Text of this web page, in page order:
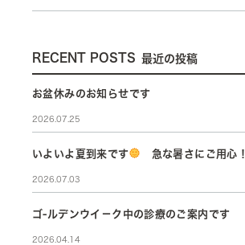
RECENT POSTS 最近の投稿
お盆休みのお知らせです
2026.07.25
いよいよ夏到来です 急な暑さにご用心！
2026.07.03
ゴ-ルデンウイ－ク中の診療のご案内です
2026.04.14